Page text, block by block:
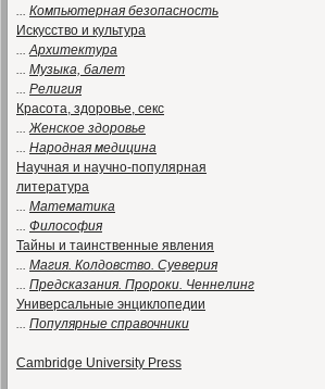
... Компьютерная безопасность
Искусство и культура
...Архитектура
... Музыка, балет
... Религия
Красота, здоровье, секс
...Женское здоровье
... Народная медицина
Научная и научно-популярная
литература
... Математика
... Философия
Тайны и таинственные явления
... Магия. Колдовство. Суеверия
... Предсказания. Пророки. Ченнелинг
Универсальные энциклопедии
... Популярные справочники
Cambridge University Press